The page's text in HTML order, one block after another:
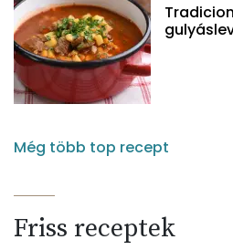
Még több top recept
Friss receptek